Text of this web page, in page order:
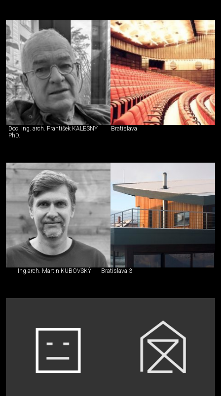
Doc. Ing. arch. František KALESNÝ
PhD.
Bratislava
Ing.arch. Martin KUBOVSKÝ Bratislava 3